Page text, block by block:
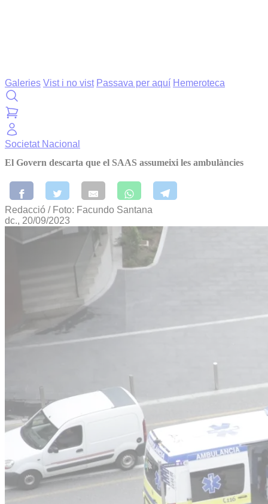
Galeries Vist i no vist Passava per aquí Hemeroteca
Societat Nacional
El Govern descarta que el SAAS assumeixi les ambulàncies
Redacció / Foto: Facundo Santana
dc., 20/09/2023